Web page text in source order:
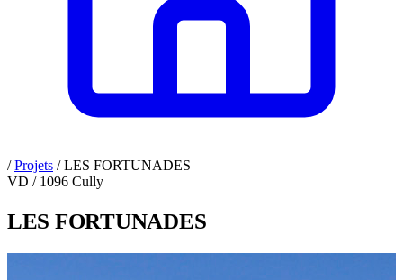
/ Projets /LES FORTUNADES
VD / 1096 Cully
LES FORTUNADES